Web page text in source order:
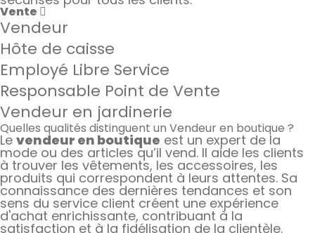
Vente
Vendeur
Hôte de caisse
Employé Libre Service
Responsable Point de Vente
Vendeur en jardinerie
Quelles qualités distinguent un Vendeur en boutique ?
Le vendeur en boutique est un expert de la
mode ou des articles qu’il vend. Il aide les clients
à trouver les vêtements, les accessoires, les
produits qui correspondent à leurs attentes. Sa
connaissance des dernières tendances et son
sens du service client créent une expérience
d'achat enrichissante, contribuant à la
satisfaction et à la fidélisation de la clientèle.